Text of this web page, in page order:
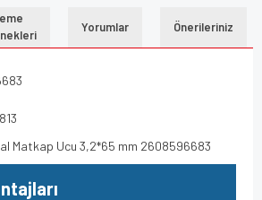
Yorumlar Önerileriniz
Matkap Ucu 3,2*65 mm 2608596683